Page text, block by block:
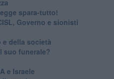
spara-tutto!
Governo e sionisti
della società
suo funerale?
e Israele